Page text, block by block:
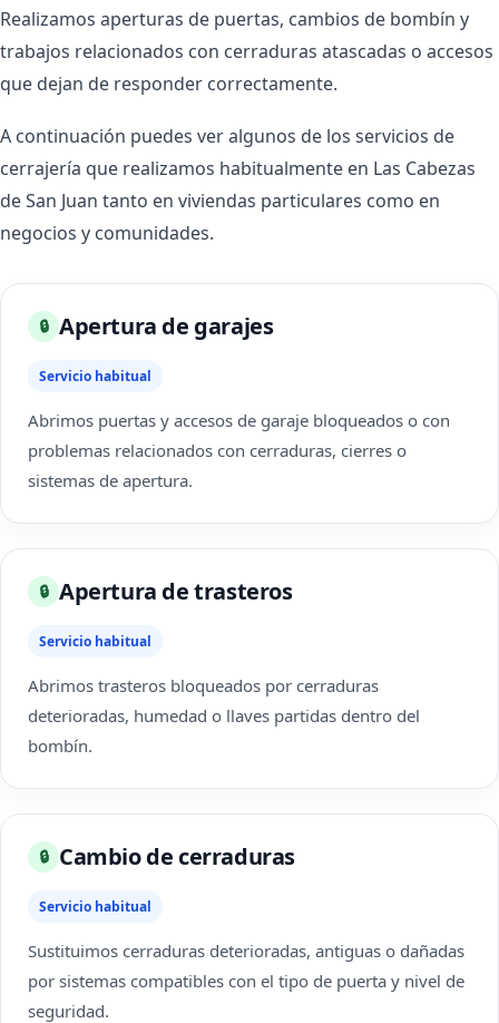
Realizamos aperturas de puertas, cambios de bombín y
trabajos relacionados con cerraduras atascadas o accesos
que dejan de responder correctamente.
A continuación puedes ver algunos de los servicios de
cerrajería que realizamos habitualmente en Las Cabezas
de San Juan tanto en viviendas particulares como en
negocios y comunidades.
🔒 Apertura de garajes
Servicio habitual
Abrimos puertas y accesos de garaje bloqueados o con
problemas relacionados con cerraduras, cierres o
sistemas de apertura.
🔒 Apertura de trasteros
Servicio habitual
Abrimos trasteros bloqueados por cerraduras
deterioradas, humedad o llaves partidas dentro del
bombín.
🔒 Cambio de cerraduras
Servicio habitual
Sustituimos cerraduras deterioradas, antiguas o dañadas
por sistemas compatibles con el tipo de puerta y nivel de
seguridad.